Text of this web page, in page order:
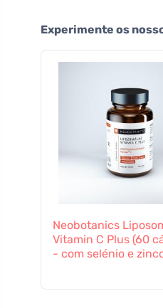
Experimente os
Neobotanics
Vitamin C Plus (60
- com selénio e